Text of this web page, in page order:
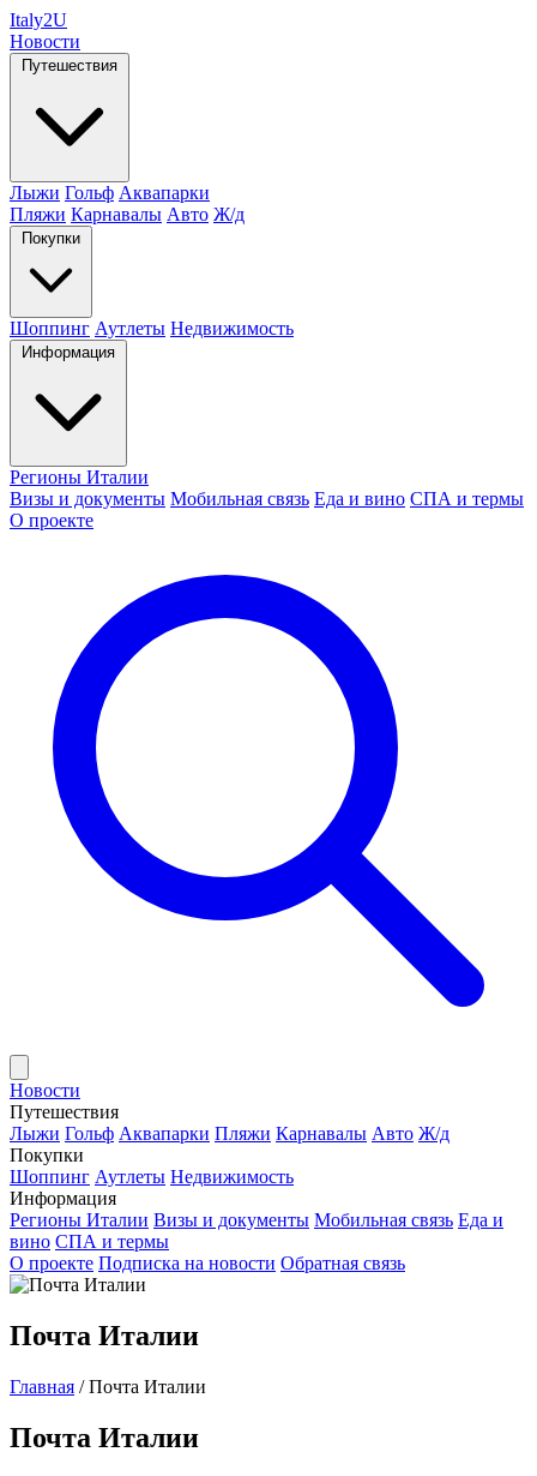
Italy2U
Новости
Путешествия
Лыжи Гольф Аквапарки
Пляжи Карнавалы Авто Ж/д
Покупки
Шоппинг Аутлеты Недвижимость
Информация
Регионы Италии
Визы и документы Мобильная связь Еда и вино СПА и термы
О проекте
Новости
Путешествия
Лыжи Гольф Аквапарки Пляжи Карнавалы Авто Ж/д
Покупки
Шоппинг Аутлеты Недвижимость
Информация
Регионы Италии Визы и документы Мобильная связь Еда и
вино СПА и термы
О проекте Подписка на новости Обратная связь
Почта Италии
Главная / Почта Италии
Почта Италии